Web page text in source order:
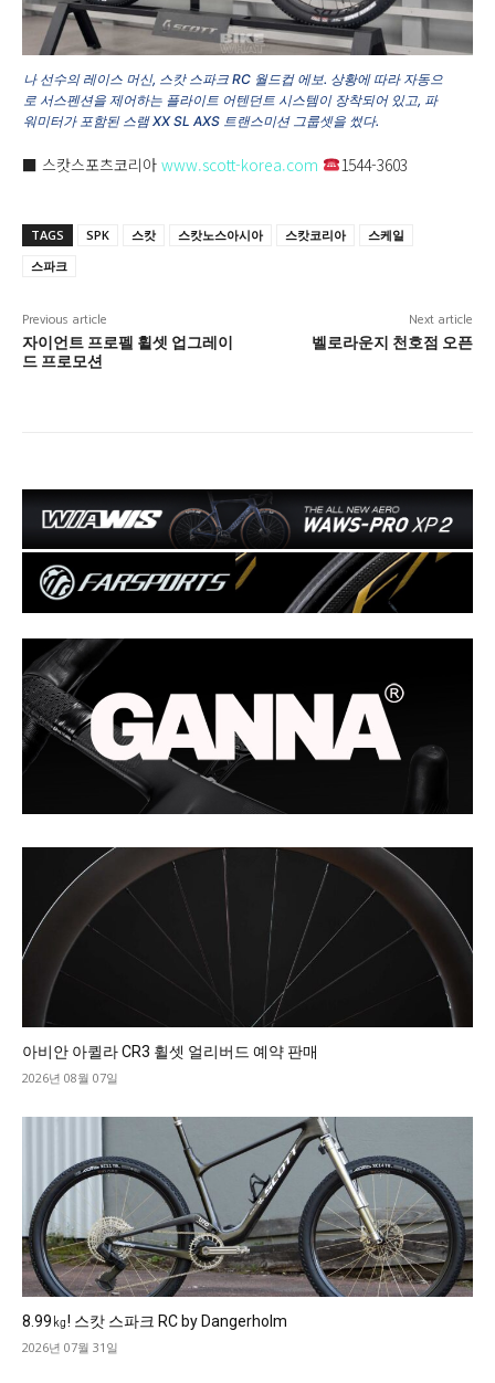
나 선수의 레이스 머신, 스캇 스파크 RC 월드컵 에보. 상황에 따라 자동으
로 서스펜션을 제어하는 플라이트 어텐던트 시스템이 장착되어 있고, 파
워미터가 포함된 스램 XX SL AXS 트랜스미션 그룹셋을 썼다.
■ 스캇스포츠코리아 www.scott-korea.com 1544-3603
TAGS SPK 스캇 스캇노스아시아 스캇코리아
스케일
스파크
Previous article
자이언트 프로펠 휠셋 업그레이
드 프로모션
Next article
벨로라운지 천호점 오픈
아비안 아퀼라 CR3 휠셋 얼리버드 예약 판매
2026년 08월 07일
8.99㎏! 스캇 스파크 RC by Dangerholm
2026년 07월 31일